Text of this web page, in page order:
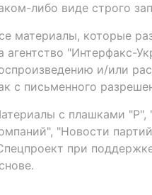
либо виде строго
материалы, которые
агентство "Интерфакс-
и/или
с письменного
с плашками "Р",
"Новости
при